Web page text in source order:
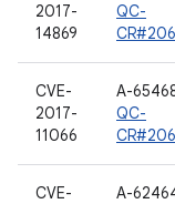
2017-
14869
QC-
CVE-
2017-
11066
A-
QC-
CVE-
A-